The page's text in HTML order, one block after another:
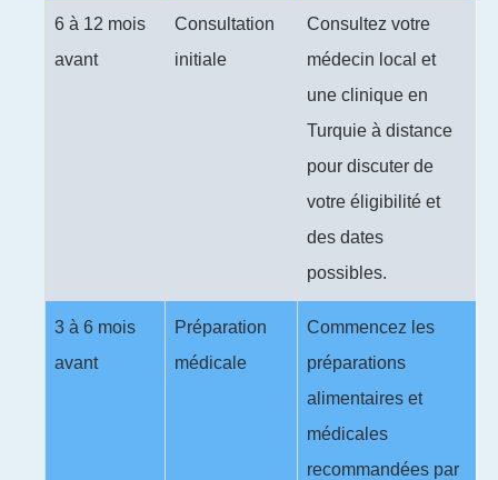
6 à 12 mois
avant
Consultation
initiale
Consultez votre
médecin local et
une clinique en
Turquie à distance
pour discuter de
votre éligibilité et
des dates
possibles.
3 à 6 mois
avant
Préparation
médicale
Commencez les
préparations
alimentaires et
médicales
recommandées par